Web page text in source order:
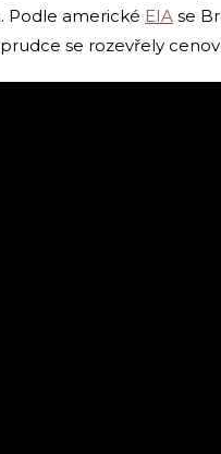
Podle americké EIA se
se rozevřely